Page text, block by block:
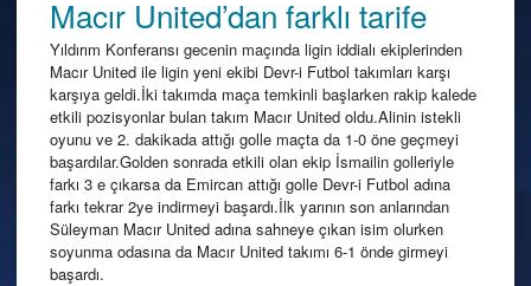
Macır United’dan farklı tarife
Yıldırım Konferansı gecenin maçında ligin iddialı ekiplerinden
Macır United ile ligin yeni ekibi Devr-i Futbol takımları karşı
karşıya geldi.İki takımda maça temkinli başlarken rakip kalede
etkili pozisyonlar bulan takım Macır United oldu.Alinin istekli
oyunu ve 2. dakikada attığı golle maçta da 1-0 öne geçmeyi
başardılar.Golden sonrada etkili olan ekip İsmailin golleriyle
farkı 3 e çıkarsa da Emircan attığı golle Devr-i Futbol adına
farkı tekrar 2ye indirmeyi başardı.İlk yarının son anlarından
Süleyman Macır United adına sahneye çıkan isim olurken
soyunma odasına da Macır United takımı 6-1 önde girmeyi
başardı.